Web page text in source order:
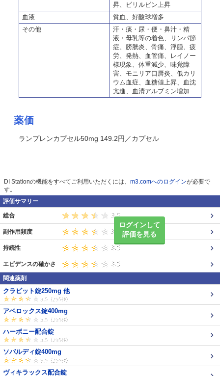
昇、ビリルビン上昇
血液
貧血、好酸球増多
その他
汗・痰・尿・便・鼻汁・精
液・母乳等の着色、リンパ節
症、膀胱炎、骨痛、浮腫、疲
労、発熱、血管痛、レイノー
様現象、体重減少、味覚障
害、モニリア口唇炎、低カリ
ウム血症、血糖値上昇、血沈
亢進、血清アルブミン増加
薬価
ランプレンカプセル50mg 149.2円／カプセル
DI Stationの機能をすべてご利用いただくには、 m3.comへのログインが必要で
す。
評価サマリー
ログインして
評価を見る
総合
副作用頻度
持続性
エビデンスの確かさ
関連薬剤
クラビット錠250mg 他
アベロックス錠400mg
ハーボニー配合錠
ソバルディ錠400mg
ヴィキラックス配合錠